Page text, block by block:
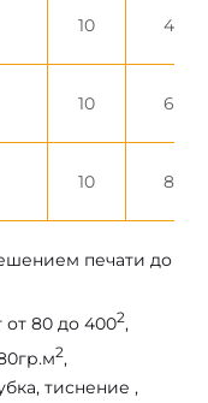
10 4400
10 6400
10 8400
печати до
от 80 до 4002,
2,
тиснение ,